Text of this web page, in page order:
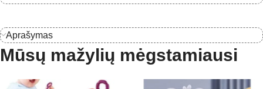
Aprašymas
Mūsų mažylių mėgstamiausi